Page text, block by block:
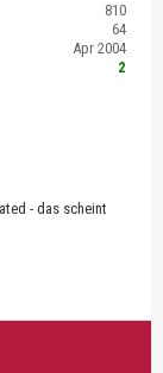
810
64
Apr 2004
2
- das scheint